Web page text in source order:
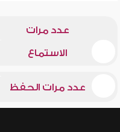
عدد مرات
الاستماع
عدد مرات الحفظ